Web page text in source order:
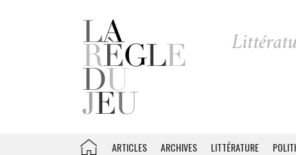
ARTICLES ARCHIVES LITTÉRATURE